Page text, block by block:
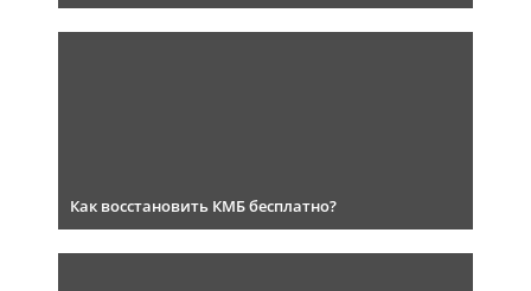
Как восстановить КМБ бесплатно?